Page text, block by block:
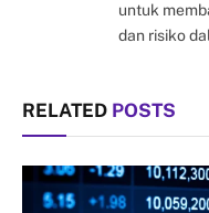
untuk
dan risiko
RELATED POSTS